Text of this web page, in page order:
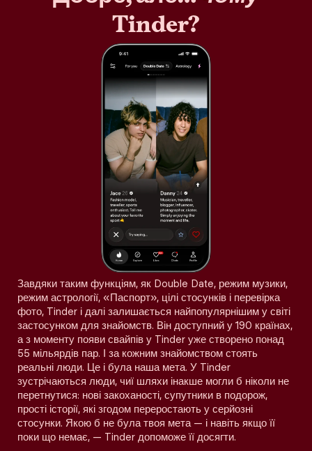
Tinder?
Завдяки таким функціям, як Double Date, режим музики,
режим астрології, «Паспорт», цілі стосунків і перевірка
фото, Tinder і далі залишається найпопулярнішим у світі
застосунком для знайомств. Він доступний у 190 країнах,
а з моменту появи свайпів у Tinder уже створено понад
55 мільярдів пар. І за кожним знайомством стоять
реальні люди. Це і була наша мета. У Tinder
зустрічаються люди, чиї шляхи інакше могли б ніколи не
перетнутися: нові закоханості, супутники в подорож,
прості історії, які згодом переростають у серйозні
стосунки. Якою б не була твоя мета — і навіть якщо її
поки що немає, — Tinder допоможе її досягти.